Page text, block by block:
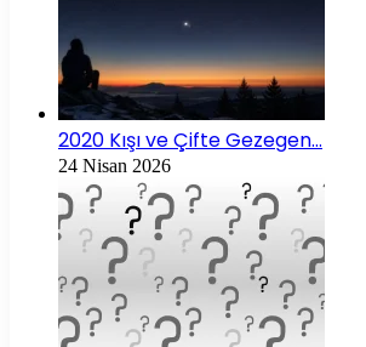
2020 Kışı ve Çifte Gezegen…
24 Nisan 2026